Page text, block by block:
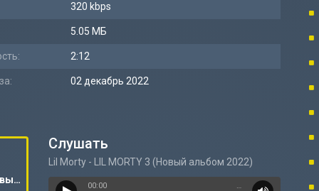
320 kbps
5.05 МБ
2:12
02 декабрь 2022
Lil Morty - LIL MORTY 3 (Новый альбом 2022)
Слушать
Lil Morty - LIL MORTY 3 (Новый альбом 2022)
00:00 …